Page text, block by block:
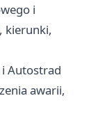
i
kierunki,
Autostrad
awarii,